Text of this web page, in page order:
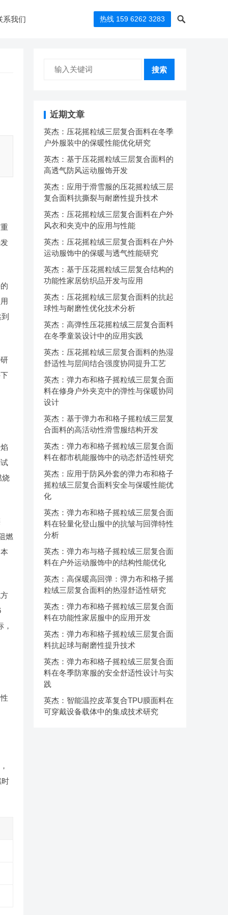
系我们 热线 159 6262 3283
烧
燃
时
搜索
近期文章
英杰：压花摇粒绒三层复合面料在冬季
户外服装中的保暖性能优化研究
英杰：基于压花摇粒绒三层复合面料的
高透气防风运动服饰开发
英杰：应用于滑雪服的压花摇粒绒三层
复合面料抗撕裂与耐磨性提升技术
英杰：压花摇粒绒三层复合面料在户外
风衣和夹克中的应用与性能
英杰：压花摇粒绒三层复合面料在户外
运动服饰中的保暖与透气性能研究
英杰：基于压花摇粒绒三层复合结构的
功能性家居纺织品开发与应用
英杰：压花摇粒绒三层复合面料的抗起
球性与耐磨性优化技术分析
英杰：高弹性压花摇粒绒三层复合面料
在冬季童装设计中的应用实践
英杰：压花摇粒绒三层复合面料的热湿
舒适性与层间结合强度协同提升工艺
英杰：弹力布和格子摇粒绒三层复合面
料在修身户外夹克中的弹性与保暖协同
设计
英杰：基于弹力布和格子摇粒绒三层复
合面料的高活动性滑雪服结构开发
英杰：弹力布和格子摇粒绒三层复合面
料在都市机能服饰中的动态舒适性研究
英杰：应用于防风外套的弹力布和格子
摇粒绒三层复合面料安全与保暖性能优
化
英杰：弹力布和格子摇粒绒三层复合面
料在轻量化登山服中的抗皱与回弹特性
分析
英杰：弹力布与格子摇粒绒三层复合面
料在户外运动服饰中的结构性能优化
英杰：高保暖高回弹：弹力布和格子摇
粒绒三层复合面料的热湿舒适性研究
英杰：弹力布和格子摇粒绒三层复合面
料在功能性家居服中的应用开发
英杰：弹力布和格子摇粒绒三层复合面
料抗起球与耐磨性提升技术
英杰：弹力布和格子摇粒绒三层复合面
料在冬季防寒服的安全舒适性设计与实
践
英杰：智能温控皮革复合TPU膜面料在
可穿戴设备载体中的集成技术研究